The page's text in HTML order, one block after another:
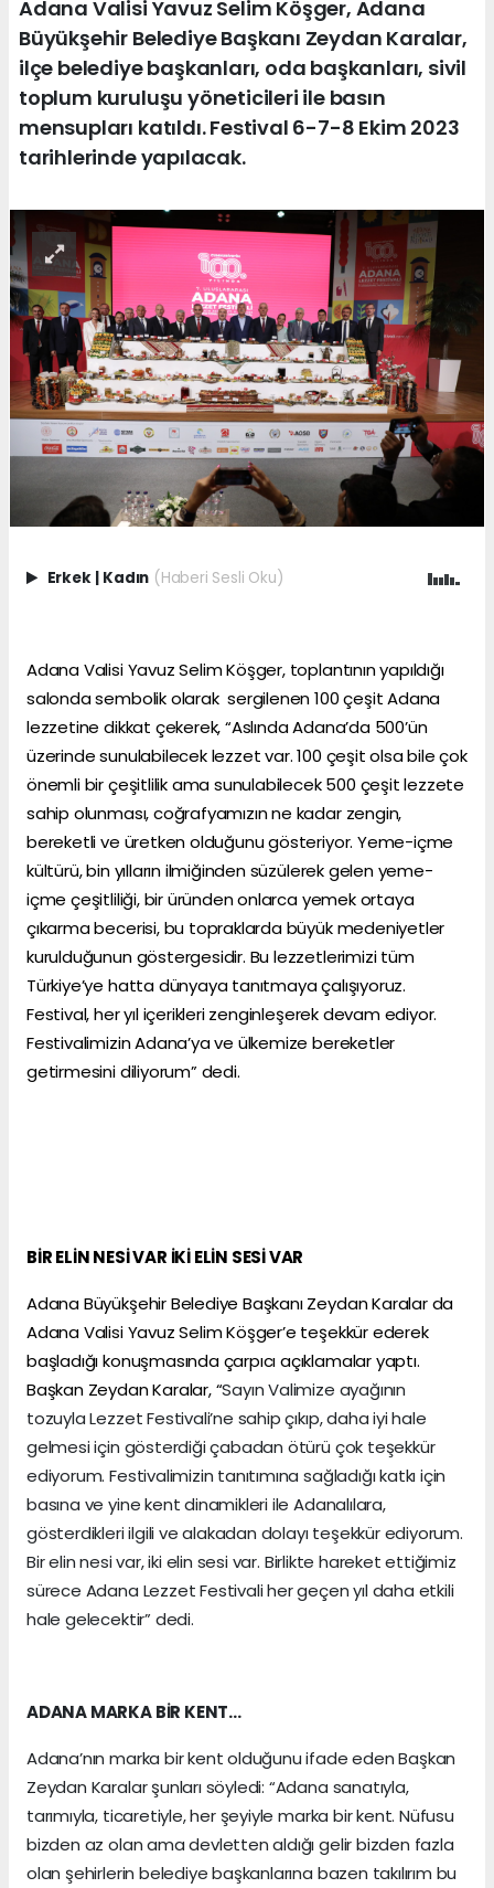
Adana Valisi Yavuz Selim Köşger, Adana
Büyükşehir Belediye Başkanı Zeydan Karalar,
ilçe belediye başkanları, oda başkanları, sivil
toplum kuruluşu yöneticileri ile basın
mensupları katıldı. Festival 6-7-8 Ekim 2023
tarihlerinde yapılacak.
Erkek | Kadın (Haberi Sesli Oku)
Adana Valisi Yavuz Selim Köşger, toplantının yapıldığı
salonda sembolik olarak sergilenen 100 çeşit Adana
lezzetine dikkat çekerek, “Aslında Adana’da 500’ün
üzerinde sunulabilecek lezzet var. 100 çeşit olsa bile çok
önemli bir çeşitlilik ama sunulabilecek 500 çeşit lezzete
sahip olunması, coğrafyamızın ne kadar zengin,
bereketli ve üretken olduğunu gösteriyor. Yeme-içme
kültürü, bin yılların ilmiğinden süzülerek gelen yeme-
içme çeşitliliği, bir üründen onlarca yemek ortaya
çıkarma becerisi, bu topraklarda büyük medeniyetler
kurulduğunun göstergesidir. Bu lezzetlerimizi tüm
Türkiye’ye hatta dünyaya tanıtmaya çalışıyoruz.
Festival, her yıl içerikleri zenginleşerek devam ediyor.
Festivalimizin Adana’ya ve ülkemize bereketler
getirmesini diliyorum” dedi.
BİR ELİN NESİ VAR İKİ ELİN SESİ VAR
Adana Büyükşehir Belediye Başkanı Zeydan Karalar da
Adana Valisi Yavuz Selim Köşger’e teşekkür ederek
başladığı konuşmasında çarpıcı açıklamalar yaptı.
Başkan Zeydan Karalar, “Sayın Valimize ayağının
tozuyla Lezzet Festivali’ne sahip çıkıp, daha iyi hale
gelmesi için gösterdiği çabadan ötürü çok teşekkür
ediyorum. Festivalimizin tanıtımına sağladığı katkı için
basına ve yine kent dinamikleri ile Adanalılara,
gösterdikleri ilgili ve alakadan dolayı teşekkür ediyorum.
Bir elin nesi var, iki elin sesi var. Birlikte hareket ettiğimiz
sürece Adana Lezzet Festivali her geçen yıl daha etkili
hale gelecektir” dedi.
ADANA MARKA BİR KENT…
Adana’nın marka bir kent olduğunu ifade eden Başkan
Zeydan Karalar şunları söyledi: “Adana sanatıyla,
tarımıyla, ticaretiyle, her şeyiyle marka bir kent. Nüfusu
bizden az olan ama devletten aldığı gelir bizden fazla
olan şehirlerin belediye başkanlarına bazen takılırım bu